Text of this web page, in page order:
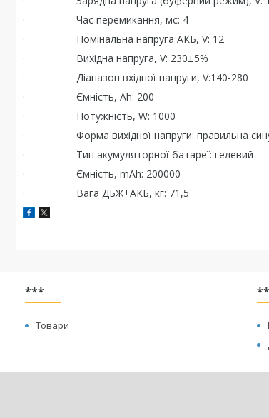
· Час перемикання, мс: 4
· Номінальна напруга АКБ, V: 12
· Вихідна напруга, V: 230±5%
· Діапазон вхідної напруги, V:140-280
· Ємність, Ah: 200
· Потужність, W: 1000
· Форма вихідної напруги: правильна
· Тип акумуляторної батареї: гелевий
· Ємність, mAh: 200000
· Вага ДБЖ+АКБ, кг: 71,5
***
Товари